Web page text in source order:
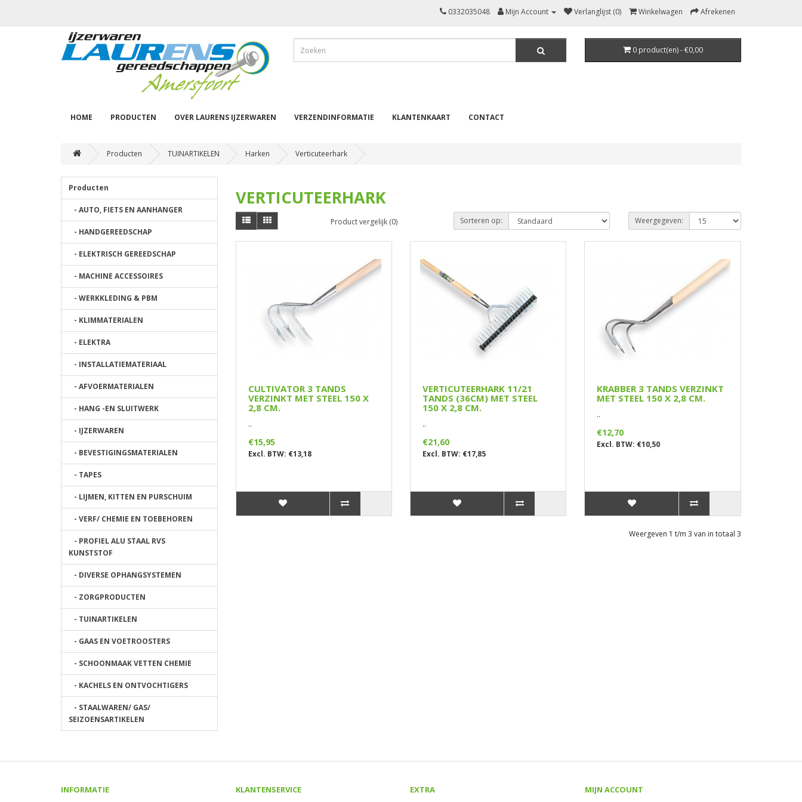
0332035048 Mijn Account Verlanglijst (0) Winkelwagen Afrekenen
0 product(en) - €0,00
HOME PRODUCTEN OVER LAURENS IJZERWAREN VERZENDINFORMATIE KLANTENKAART CONTACT
Producten TUINARTIKELEN Harken Verticuteerhark
Producten
- AUTO, FIETS EN AANHANGER
- HANDGEREEDSCHAP
- ELEKTRISCH GEREEDSCHAP
- MACHINE ACCESSOIRES
- WERKKLEDING & PBM
- KLIMMATERIALEN
- ELEKTRA
- INSTALLATIEMATERIAAL
- AFVOERMATERIALEN
- HANG -EN SLUITWERK
- IJZERWAREN
- BEVESTIGINGSMATERIALEN
- TAPES
- LIJMEN, KITTEN EN PURSCHUIM
- VERF/ CHEMIE EN TOEBEHOREN
- PROFIEL ALU STAAL RVS
KUNSTSTOF
- DIVERSE OPHANGSYSTEMEN
- ZORGPRODUCTEN
- TUINARTIKELEN
- GAAS EN VOETROOSTERS
- SCHOONMAAK VETTEN CHEMIE
- KACHELS EN ONTVOCHTIGERS
- STAALWAREN/ GAS/
SEIZOENSARTIKELEN
VERTICUTEERHARK
Product vergelijk (0) Sorteren op: Weergegeven:
CULTIVATOR 3 TANDS
VERZINKT MET STEEL 150 X
2,8 CM.
..
€15,95
Excl. BTW: €13,18
VERTICUTEERHARK 11/21
TANDS (36CM) MET STEEL
150 X 2,8 CM.
..
€21,60
Excl. BTW: €17,85
KRABBER 3 TANDS VERZINKT
MET STEEL 150 X 2,8 CM.
..
€12,70
Excl. BTW: €10,50
Weergeven 1 t/m 3 van in totaal 3
INFORMATIE KLANTENSERVICE EXTRA MIJN ACCOUNT